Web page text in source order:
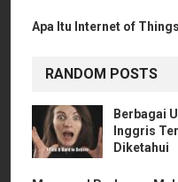
Apa Itu Internet of
RANDOM POSTS
Berbagai
Inggris
Diketahui